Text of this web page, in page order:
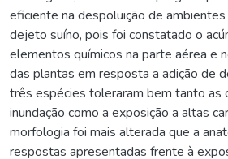
eficiente na despoluição de
dejeto suíno, pois foi constatado o
elementos químicos na parte aérea e
das plantas em resposta a adição de
três espécies toleraram bem tanto as
inundação como a exposição a altas
morfologia foi mais alterada que a
respostas apresentadas frente à